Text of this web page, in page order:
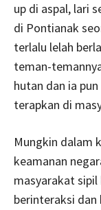
up di aspal, lari
di Pontianak
terlalu lelah
teman-
hutan dan ia
terapkan di
Mungkin dalam
keamanan
masyarakat
berinteraksi dan